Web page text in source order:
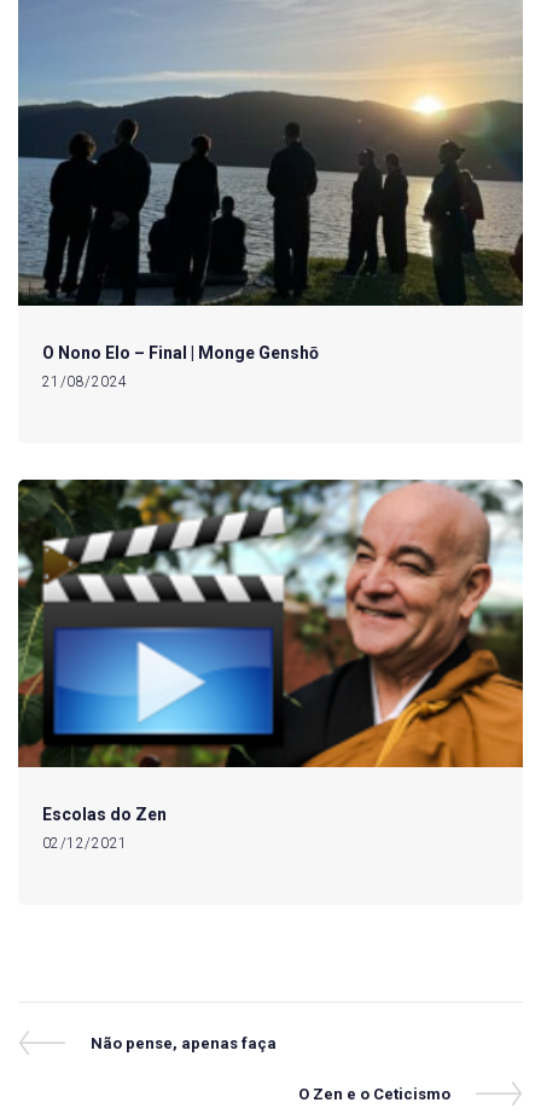
O Nono Elo – Final | Monge Genshō
21/08/2024
Escolas do Zen
02/12/2021
Navegação
Previous
Não pense, apenas faça
Next
O Zen e o Ceticismo